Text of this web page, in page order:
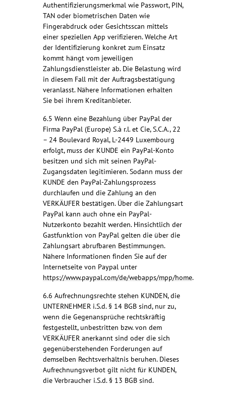
Authentifizierungsmerkmal wie Passwort, PIN,
TAN oder biometrischen Daten wie
Fingerabdruck oder Gesichtsscan mittels
einer speziellen App verifizieren. Welche Art
der Identifizierung konkret zum Einsatz
kommt hängt vom jeweiligen
Zahlungsdienstleister ab. Die Belastung wird
in diesem Fall mit der Auftragsbestätigung
veranlasst. Nähere Informationen erhalten
Sie bei ihrem Kreditanbieter.
6.5 Wenn eine Bezahlung über PayPal der
Firma PayPal (Europe) S.à r.l. et Cie, S.C.A., 22
– 24 Boulevard Royal, L-2449 Luxembourg
erfolgt, muss der KUNDE ein PayPal-Konto
besitzen und sich mit seinen PayPal-
Zugangsdaten legitimieren. Sodann muss der
KUNDE den PayPal-Zahlungsprozess
durchlaufen und die Zahlung an den
VERKÄUFER bestätigen. Über die Zahlungsart
PayPal kann auch ohne ein PayPal-
Nutzerkonto bezahlt werden. Hinsichtlich der
Gastfunktion von PayPal gelten die über die
Zahlungsart abrufbaren Bestimmungen.
Nähere Informationen finden Sie auf der
Internetseite von Paypal unter
https://www.paypal.com/de/webapps/mpp/home.
6.6 Aufrechnungsrechte stehen KUNDEN, die
UNTERNEHMER i.S.d. § 14 BGB sind, nur zu,
wenn die Gegenansprüche rechtskräftig
festgestellt, unbestritten bzw. von dem
VERKÄUFER anerkannt sind oder die sich
gegenüberstehenden Forderungen auf
demselben Rechtsverhältnis beruhen. Dieses
Aufrechnungsverbot gilt nicht für KUNDEN,
die Verbraucher i.S.d. § 13 BGB sind.